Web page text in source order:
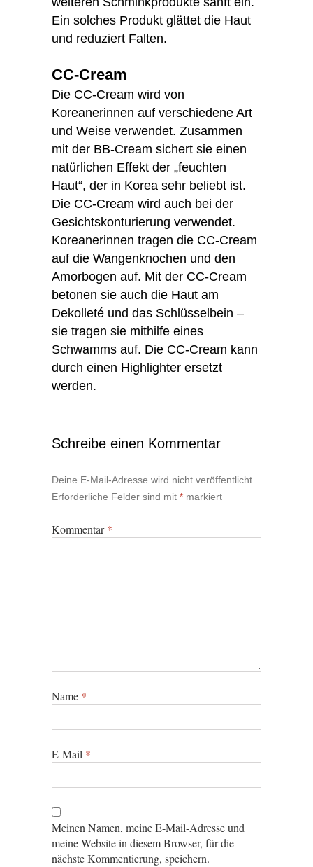
Ein solches Produkt glättet die Haut
und reduziert Falten.
CC-Cream
Die CC-Cream wird von
Koreanerinnen auf verschiedene Art
und Weise verwendet. Zusammen
mit der BB-Cream sichert sie einen
natürlichen Effekt der „feuchten
Haut“, der in Korea sehr beliebt ist.
Die CC-Cream wird auch bei der
Gesichtskonturierung verwendet.
Koreanerinnen tragen die CC-Cream
auf die Wangenknochen und den
Amorbogen auf. Mit der CC-Cream
betonen sie auch die Haut am
Dekolleté und das Schlüsselbein –
sie tragen sie mithilfe eines
Schwamms auf. Die CC-Cream kann
durch einen Highlighter ersetzt
werden.
Schreibe einen Kommentar
Deine E-Mail-Adresse wird nicht veröffentlicht.
Erforderliche Felder sind mit * markiert
Kommentar*
Name *
E-Mail *
Meinen Namen, meine E-Mail-Adresse und
meine Website in diesem Browser, für die
nächste Kommentierung, speichern.